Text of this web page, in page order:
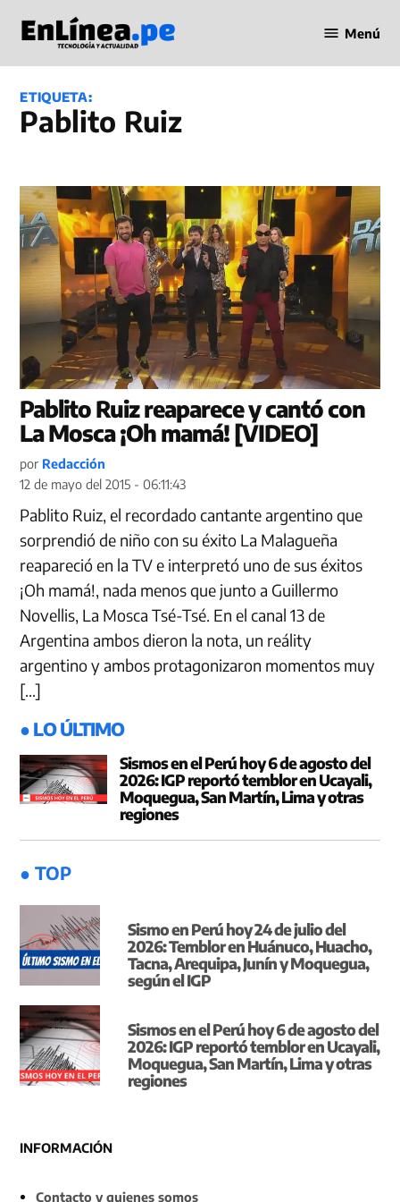
contenido
en Línea
Menú
ETIQUETA:
Pablito Ruiz
Pablito Ruiz reaparece y cantó con
La Mosca ¡Oh mamá! [VIDEO]
por Redacción
12 de mayo del 2015 - 06:11:43
Pablito Ruiz, el recordado cantante argentino que
sorprendió de niño con su éxito La Malagueña
reapareció en la TV e interpretó uno de sus éxitos
¡Oh mamá!, nada menos que junto a Guillermo
Novellis, La Mosca Tsé-Tsé. En el canal 13 de
Argentina ambos dieron la nota, un reálity
argentino y ambos protagonizaron momentos muy
[…]
● LO ÚLTIMO
Sismos en el Perú hoy 6 de agosto del
2026: IGP reportó temblor en Ucayali,
Moquegua, San Martín, Lima y otras
regiones
● TOP
Sismo en Perú hoy 24 de julio del
2026: Temblor en Huánuco, Huacho,
Tacna, Arequipa, Junín y Moquegua,
según el IGP
Sismos en el Perú hoy 6 de agosto del
2026: IGP reportó temblor en Ucayali,
Moquegua, San Martín, Lima y otras
regiones
INFORMACIÓN
Contacto y quienes somos